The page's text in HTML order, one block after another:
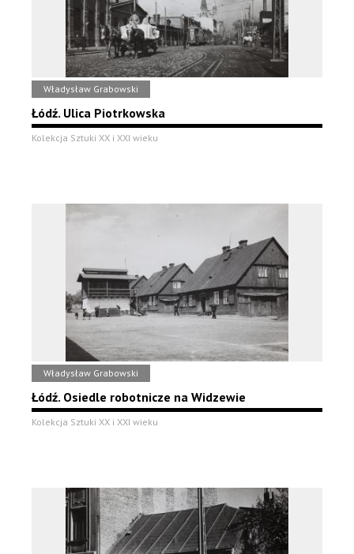
Władysław Grabowski
Łódź. Ulica Piotrkowska
Kolekcja Sztuki XX i XXI wieku
Władysław Grabowski
Łódź. Osiedle robotnicze na Widzewie
Kolekcja Sztuki XX i XXI wieku